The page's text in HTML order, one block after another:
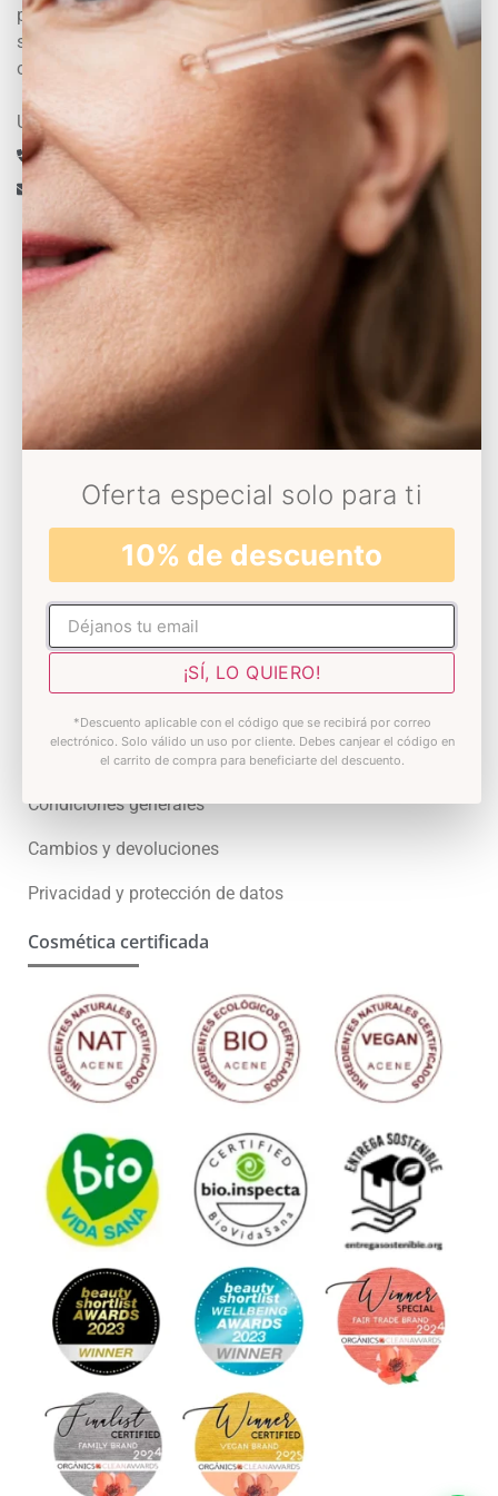
promover el bienestar y hacer que las personas se
sientan bien consigo mismas para que se
conviertan en su mejor versión
Un experto te asesora
+34 633 430 993
info@decoloresnatur.com
Universo Decolores
Conócenos
Sostenibilidad
Somos Solidarios
Atención al cliente
Preguntas Frecuentes
¿Quieres ser distribuidor?
Condiciones generales
Cambios y devoluciones
Privacidad y protección de datos
Cosmética certificada
Oferta especial solo para ti
10% de descuento
No rellenar
¡SÍ, LO QUIERO!
*Descuento aplicable con el código que se recibirá por correo
electrónico. Solo válido un uso por cliente. Debes canjear el código en
el carrito de compra para beneficiarte del descuento.